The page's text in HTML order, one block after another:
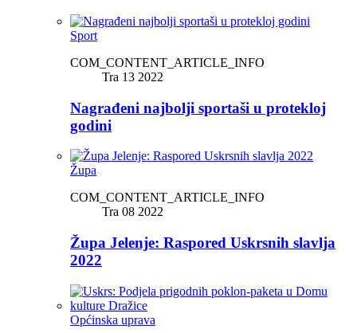
Sport
COM_CONTENT_ARTICLE_INFO
Tra 13 2022
Nagrađeni najbolji sportaši u protekloj
godini
Župa
COM_CONTENT_ARTICLE_INFO
Tra 08 2022
Župa Jelenje: Raspored Uskrsnih slavlja
2022
Općinska uprava